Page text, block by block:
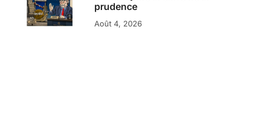
prudence
Août 4, 2026